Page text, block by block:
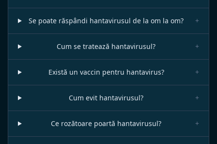
Se poate răspândi hantavirusul de la om la om? +
Cum se tratează hantavirusul? +
Există un vaccin pentru hantavirus? +
Cum evit hantavirusul? +
Ce rozătoare poartă hantavirusul? +